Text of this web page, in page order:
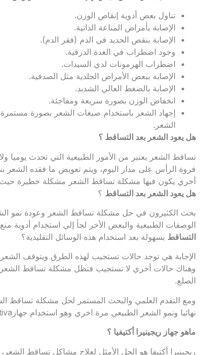
تناول بعض أدوية إنقاص الوزن.
الإصابة بأمراض المناعة الذاتية.
الإصابة بنقص الحديد في الدم (فقر الدم).
وجود اضطراب في الغدة الدرقية.
اضطراب الهرمونات لدي السيدات.
الإصابة ببعض الأمراض الجلدية مثل الصدفية.
الإصابة بالضغط العالي الشديد.
انخفاض الوزن بصورة سريعة ومفاجئة.
إجهاد الشعر باستخدام صبغات الشعر بصورة
الشعر.
هل يعود الشعر بعد التساقط ؟
تساقط الشعر يعتبر من الأمور الطبيعية التي تحدث
فروة الرأس على مدار اليوم، ويتم تعويض ما فقده
أخري يكون فيها مشكلة تساقط الشعر مشكلة خطيرة حيث
هل يعود الشعر بعد التساقط ؟
بحث الكثيرون في حل مشكلة تساقط الشعر وعودة نمو
الوصفات الطبيعية والبعض الأخر لجأ إلي استخدام أدوية
التساقط بسهولة بعد استخدام هذه الوسائل التقليدية؟
الإجابة هي توجد حالات تستجيب لهذه الطرق ويتوقف
وهناك حالات أخري لا تستجيب فتظل مشكلة تساقط
الصلع.
ومع التقدم العلمي والبحث المستمر لحل مشكلة تساقط
نهائيا ونمو الشعر الطبيعي مرة اخري وهو استخدام جهازRegenera Activa لعلاج تساقط الشعر.
ماهو جهاز ريجينيرا أكتيفيا ؟
ريجينيرا أكتيفا هو الحل الأمثل لعلاج مشاكل تساقط